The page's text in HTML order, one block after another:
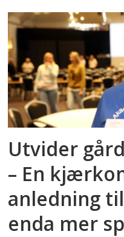
Utvider
– En
anledning
enda mer